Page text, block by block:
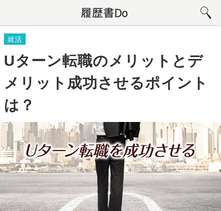
就活
Uターン転職のメリットとデ
メリット成功させるポイント
は？